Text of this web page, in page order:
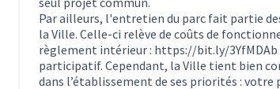
Par ailleurs, l'entretien du parc fait partie
la Ville. Celle-ci relève de coûts de
règlement intérieur : https://bit.ly/3YfMDAb
participatif. Cependant, la Ville tient bien
dans l’établissement de ses priorités :